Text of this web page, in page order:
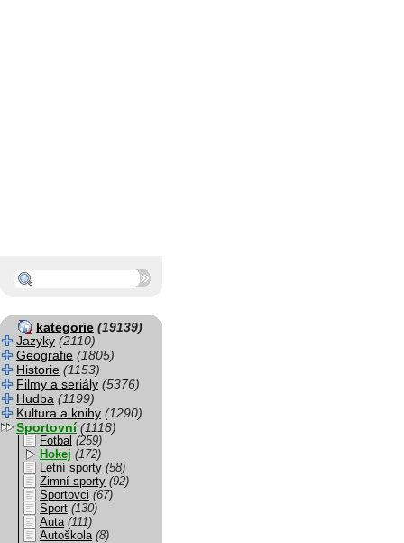
kategorie (19139)
Jazyky (2110)
Geografie (1805)
Historie (1153)
Filmy a seriály (5376)
Hudba (1199)
Kultura a knihy (1290)
Sportovní (1118)
Fotbal (259)
Hokej (172)
Letní sporty (58)
Zimní sporty (92)
Sportovci (67)
Sport (130)
Auta (111)
Autoškola (8)